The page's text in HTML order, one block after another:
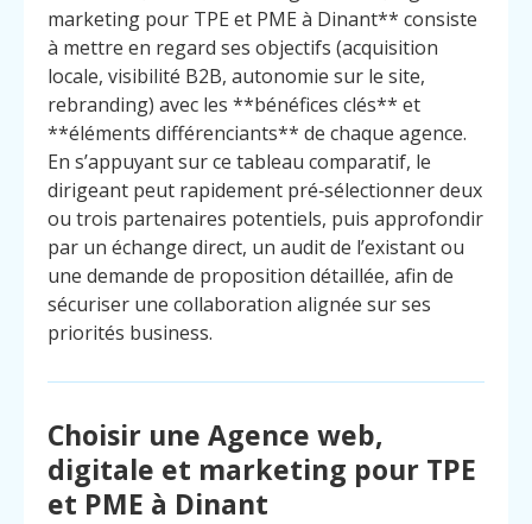
marketing pour TPE et PME à Dinant** consiste
à mettre en regard ses objectifs (acquisition
locale, visibilité B2B, autonomie sur le site,
rebranding) avec les **bénéfices clés** et
**éléments différenciants** de chaque agence.
En s’appuyant sur ce tableau comparatif, le
dirigeant peut rapidement pré‑sélectionner deux
ou trois partenaires potentiels, puis approfondir
par un échange direct, un audit de l’existant ou
une demande de proposition détaillée, afin de
sécuriser une collaboration alignée sur ses
priorités business.
Choisir une Agence web,
digitale et marketing pour TPE
et PME à Dinant